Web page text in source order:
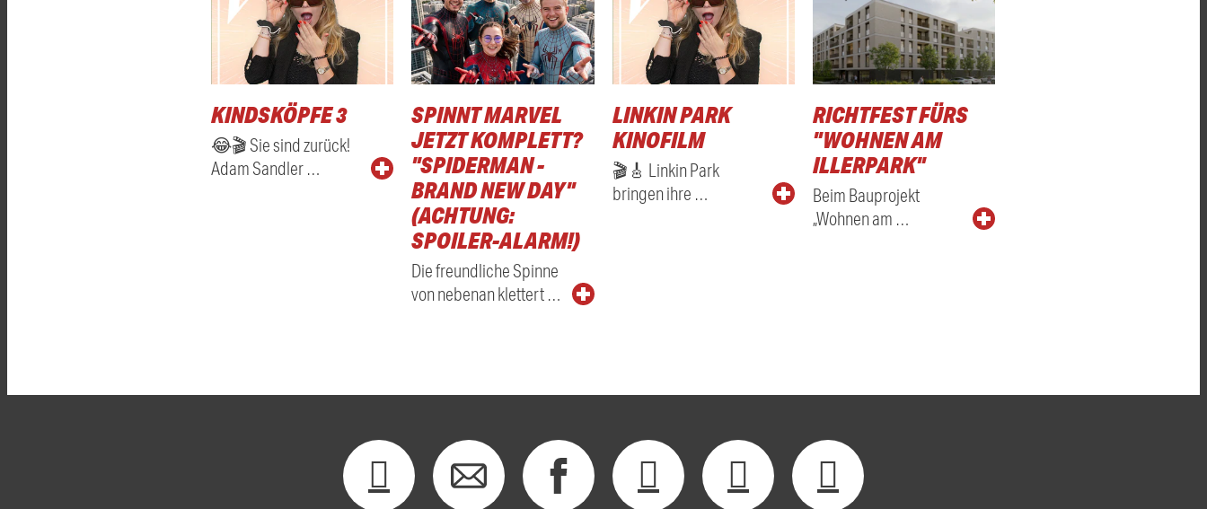
KINDSKÖPFE 3
😂🎬 Sie sind zurück!
Adam Sandler …
SPINNT MARVEL
JETZT KOMPLETT?
"SPIDERMAN -
BRAND NEW DAY"
(ACHTUNG:
SPOILER-ALARM!)
Die freundliche Spinne
von nebenan klettert …
LINKIN PARK
KINOFILM
🎬🎸 Linkin Park
bringen ihre …
RICHTFEST FÜRS
"WOHNEN AM
ILLERPARK"
Beim Bauprojekt
„Wohnen am …